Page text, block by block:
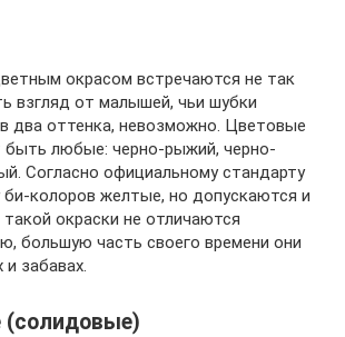
окрасом встречаются не так
взгляд от малышей, чьи шубки
два оттенка, невозможно. Цветовые
быть любые: черно-рыжий, черно-
Согласно официальному стандарту
би-колоров желтые, но допускаются и
окраски не отличаются
большую часть своего времени они
и забавах.